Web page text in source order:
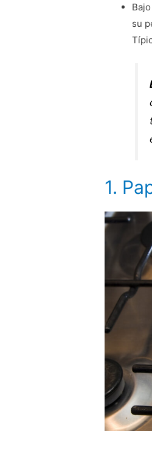
su
1.